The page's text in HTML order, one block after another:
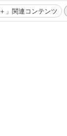
」関連コンテンツ